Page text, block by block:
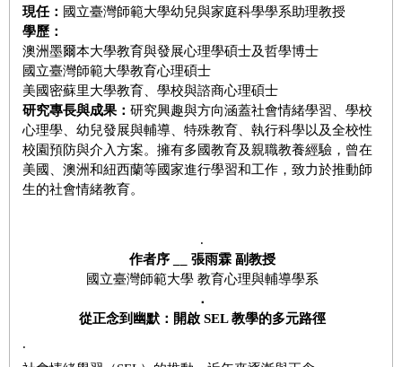
現任： 國立臺灣師範大學幼兒與家庭科學學系助理教授
學歷 ：
澳洲墨爾本大學教育與發展心理學碩士及哲學博士
國立臺灣師範大學教育心理碩士
美國密蘇里大學教育、學校與諮商心理碩士
研究專長與成果 ： 研究興趣與方向涵蓋社會情緒學習、學校
心理學、幼兒發展與輔導、特殊教育、執行科學以及全校性
校園預防與介入方案。擁有多國教育及親職教養經驗，曾在
美國、澳洲和紐西蘭等國家進行學習和工作，致力於推動師
生的社會情緒教育。
.
作者序 __ 張雨霖 副教授
國立臺灣師範大學 教育心理與輔導學系
．
從正念到幽默：開啟 SEL教學的多元路徑
.